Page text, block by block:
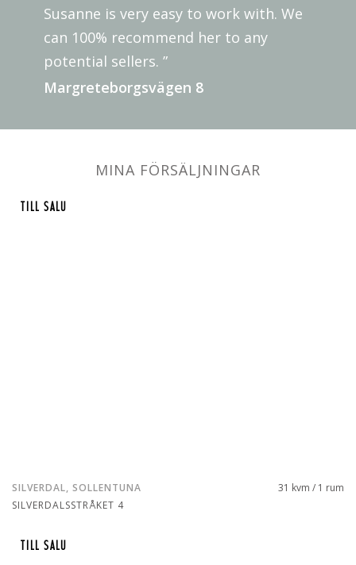
Susanne is very easy to work with. We
can 100% recommend her to any
potential sellers. ”
Margreteborgsvägen 8
MINA FÖRSÄLJNINGAR
TILL SALU
SILVERDAL, SOLLENTUNA
SILVERDALSSTRÅKET 4
31 kvm / 1 rum
TILL SALU